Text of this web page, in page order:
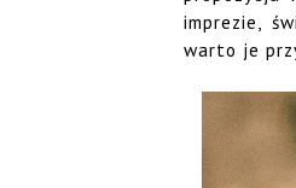
imprezie,
warto je